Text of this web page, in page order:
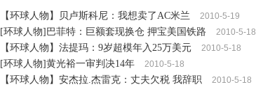
【环球人物】贝卢斯科尼：我想卖了AC米兰 2010-5-19
[环球人物]巴菲特：巨额套现换仓 押宝美国铁路 2010-5-18
【环球人物】法提玛：9岁超模年入25万美元 2010-5-18
[环球人物]黄光裕一审判决14年 2010-5-18
【环球人物】安杰拉.杰雷克：丈夫欠税 我辞职 2010-5-18